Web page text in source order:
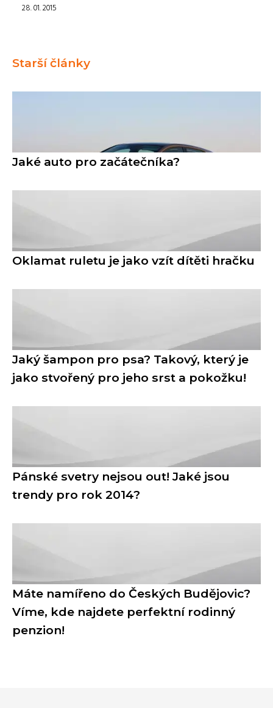
28. 01. 2015
Starší články
Jaké auto pro začátečníka?
Oklamat ruletu je jako vzít dítěti hračku
Jaký šampon pro psa? Takový, který je
jako stvořený pro jeho srst a pokožku!
Pánské svetry nejsou out! Jaké jsou
trendy pro rok 2014?
Máte namířeno do Českých Budějovic?
Víme, kde najdete perfektní rodinný
penzion!